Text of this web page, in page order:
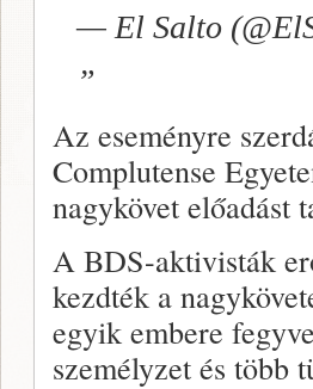
— El Salto
Az eseményre
Complutense
nagykövet előadást
A BDS-aktivisták
kezdték a
egyik embere
személyzet és több